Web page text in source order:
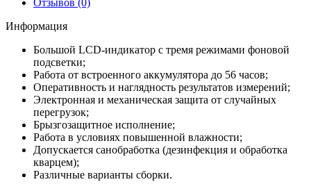
Информация
Большой LCD-индикатор с тремя режимами фоновой
подсветки;
Работа от встроенного аккумулятора до 56 часов;
Оперативность и наглядность результатов измерений;
Электронная и механическая защита от случайных
перегрузок;
Брызгозащитное исполнение;
Работа в условиях повышенной влажности;
Допускается санобработка (дезинфекция и обработка
кварцем);
Различные варианты сборки.